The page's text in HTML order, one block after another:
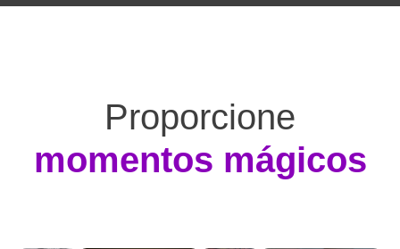
Proporcione
momentos mágicos